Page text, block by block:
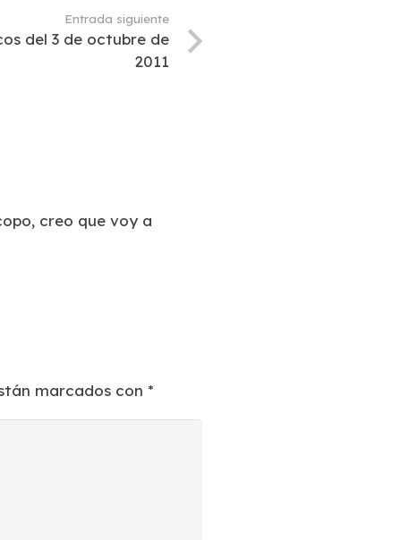
Entrada siguiente
del 3 de octubre de
2011
creo que voy a
marcados con *